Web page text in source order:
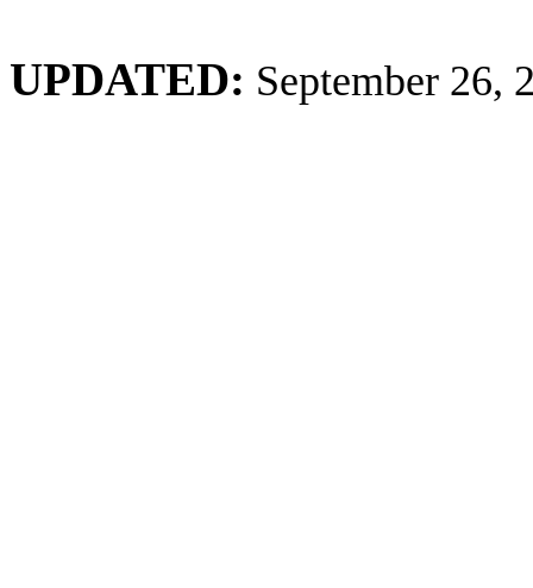
UPDATED: September 26,